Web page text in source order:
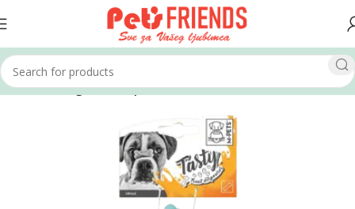
Home Psi Igračke za pse